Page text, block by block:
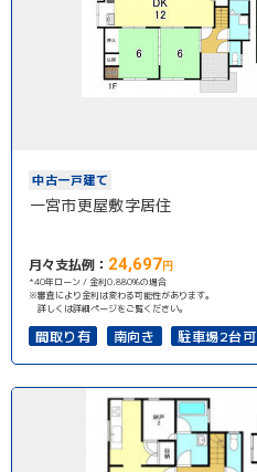
中古一戸建て
一宮市更屋敷字居住
月々支払例： 24,697円
*40年ローン / 金利0.880%の場合
※審査により金利は変わる可能性があります。
詳しくは詳細ページをご覧ください。
間取り有 南向き
駐車場2台可